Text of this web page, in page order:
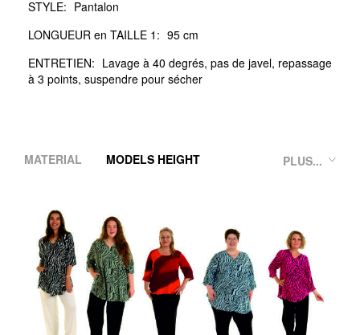
STYLE: Pantalon
LONGUEUR en TAILLE 1: 95 cm
ENTRETIEN: Lavage à 40 degrés, pas de javel, repassage
à 3 points, suspendre pour sécher
PLUS...
MATERIAL MODELS HEIGHT